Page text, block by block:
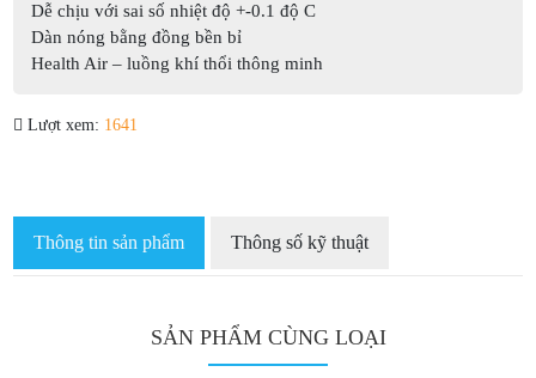
Dễ chịu với sai số nhiệt độ +-0.1 độ C
Dàn nóng bằng đồng bền bỉ
Health Air – luồng khí thổi thông minh
Lượt xem: 1641
Thông tin sản phẩm Thông số kỹ thuật
SẢN PHẨM CÙNG LOẠI